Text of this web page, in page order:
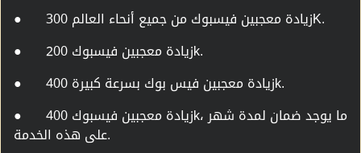
●
زيادة معجبين فيسبوك من جميع أنحاء العالم 300K.
●
زيادة معجبين فيسبوك 200k.
●
زيادة معجبين فيس بوك بسرعة كبيرة 400k.
●
زيادة معجبين فيسبوك 400k، ما يوجد ضمان لمدة شهر
على هذه الخدمة.